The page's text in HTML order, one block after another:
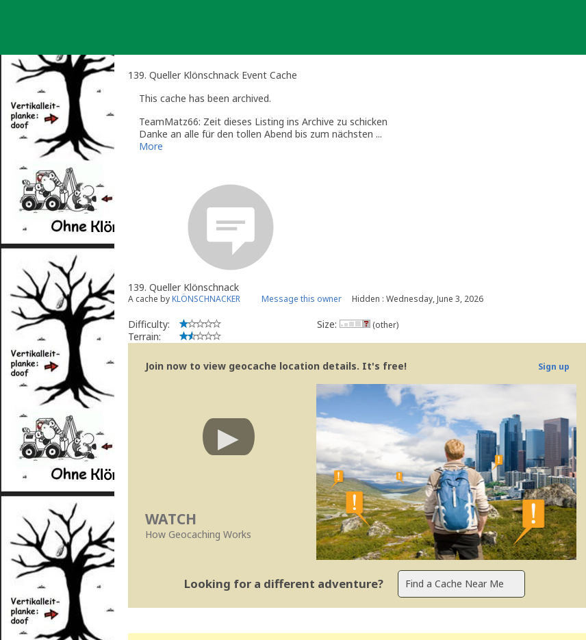
139. Queller Klönschnack Event Cache
This cache has been archived.
TeamMatz66: Zeit dieses Listing ins Archive zu schicken
Danke an alle für den tollen Abend bis zum nächsten ...
Archive
More
139. Queller Klönschnack
A cache byKLÖNSCHNACKER Message this owner Hidden : Wednesday, June 3, 2026
Difficulty:
Terrain:
Size: (other)
Join now to view geocache location details. It's free! Sign up
WATCH
How Geocaching Works
Looking for a different adventure?